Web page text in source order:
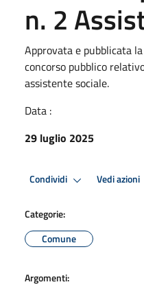
n. 2
Approvata e pubblicata
concorso pubblico
assistente sociale.
Data :
29 luglio 2025
Condividi Vedi azioni
Categorie:
Comune
Argomenti: